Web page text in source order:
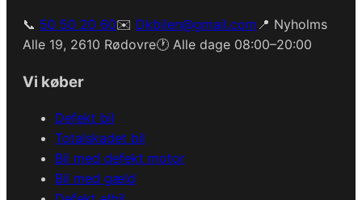
📞 50 50 20 60✉️ Dkbilen@gmail.com 📍 Nyholms
Alle 19, 2610 Rødovre🕐 Alle dage 08:00–20:00
Vi køber
Defekt bil
Totalskadet bil
Bil med defekt motor
Bil med gæld